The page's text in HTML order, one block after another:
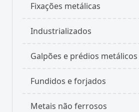
Fixações metálicas
Industrializados
Galpões e prédios metálicos
Fundidos e forjados
Metais não ferrosos